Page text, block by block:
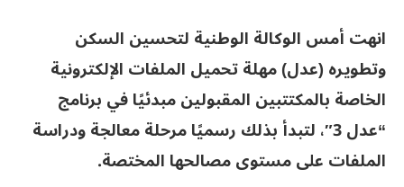
انهت أمس الوكالة الوطنية لتحسين السكن
وتطويره (عدل) مهلة تحميل الملفات الإلكترونية
الخاصة بالمكتتبين المقبولين مبدئيًا في برنامج
“عدل 3″، لتبدأ بذلك رسميًا مرحلة معالجة ودراسة
الملفات على مستوى مصالحها المختصة.